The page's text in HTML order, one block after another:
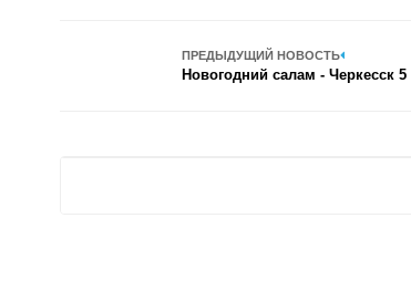
ПРЕДЫДУЩИЙ НОВОСТЬ
Новогодний салам - Черкесск 5